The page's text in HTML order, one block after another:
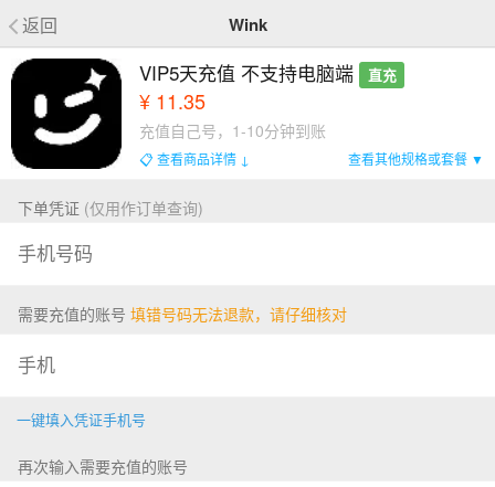
返回 Wink
VIP5天充值 不支持电脑端 直充
¥ 11.35
充值自己号，1-10分钟到账
📋 查看商品详情 ↓ 查看其他规格或套餐 ▼
下单凭证 (仅用作订单查询)
需要充值的账号 填错号码无法退款，请仔细核对
一键填入凭证手机号
再次输入需要充值的账号